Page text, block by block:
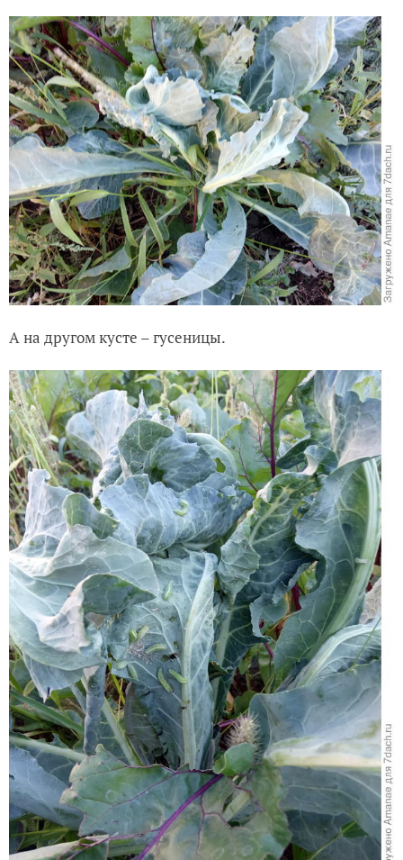
А на другом кусте – гусеницы.